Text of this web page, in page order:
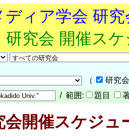
ディア学会 研
研究会 開催ス
（
研究
/ 範囲: 題目
開催スケジュ